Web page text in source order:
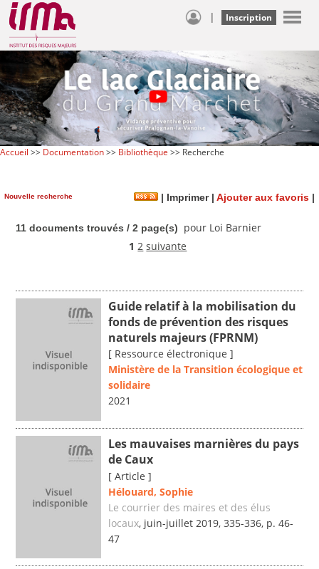
| Inscription
Accueil >> Documentation>> Bibliothèque >> Recherche
Nouvelle recherche | Imprimer| Ajouter aux favoris |
11 documents trouvés / 2 page(s)
pour Loi Barnier
1 2 suivante
Guide relatif à la mobilisation du
fonds de prévention des risques
naturels majeurs (FPRNM)
[ Ressource électronique ]
Ministère de la Transition écologique et
solidaire
2021
Les mauvaises marnières du pays
de Caux
[ Article ]
Hélouard, Sophie
Le courrier des maires et des élus
locaux, juin-juillet 2019, 335-336, p. 46-
47